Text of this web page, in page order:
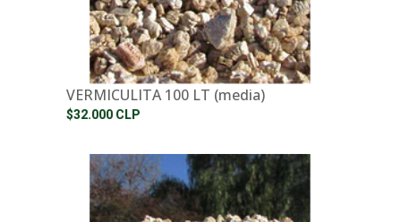
VERMICULITA 100 LT (media)
$32.000 CLP